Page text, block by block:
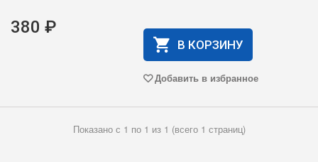
380 ₽
В КОРЗИНУ
Добавить в избранное
Показано с 1 по 1 из 1 (всего 1 страниц)